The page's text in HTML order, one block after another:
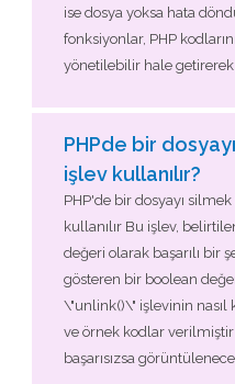
ise dosya yoksa hata
fonksiyonlar, PHP
yönetilebilir hale
PHPde bir
işlev kullanılır?
PHP'de bir dosyayı
kullanılır Bu işlev,
değeri olarak başarılı bir
gösteren bir boolean
\"unlink()\" işlevinin nasıl
ve örnek kodlar verilmiştir
başarısızsa